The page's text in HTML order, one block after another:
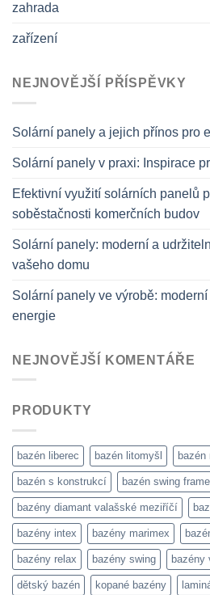
zahrada
zařízení
NEJNOVĚJŠÍ PŘÍSPĚVKY
Solární panely a jejich přínos pro
Solární panely v praxi: Inspirace
Efektivní využití solárních panelů
soběstačnosti komerčních budov
Solární panely: moderní a
vašeho domu
Solární panely ve výrobě:
energie
NEJNOVĚJŠÍ KOMENTÁŘE
PRODUKTY
bazén liberec bazén litomyšl bazén
bazén s konstrukcí bazén swing
bazény diamant valašské meziříčí
bazény intex bazény marimex
bazény relax bazény swing bazény
dětský bazén kopané bazény